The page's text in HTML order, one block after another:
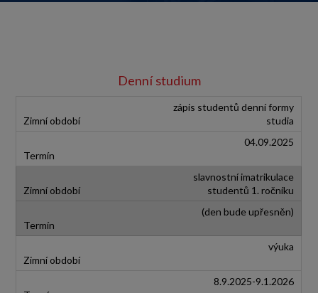
Denní studium
zápis studentů denní formy
studia
04.09.2025
slavnostní imatrikulace
studentů 1. ročníku
(den bude upřesněn)
výuka
8.9.2025-9.1.2026